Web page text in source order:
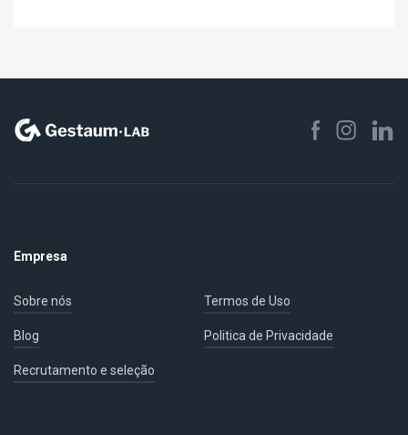
Empresa
Sobre nós Termos de Uso
Blog Politica de Privacidade
Recrutamento e seleção